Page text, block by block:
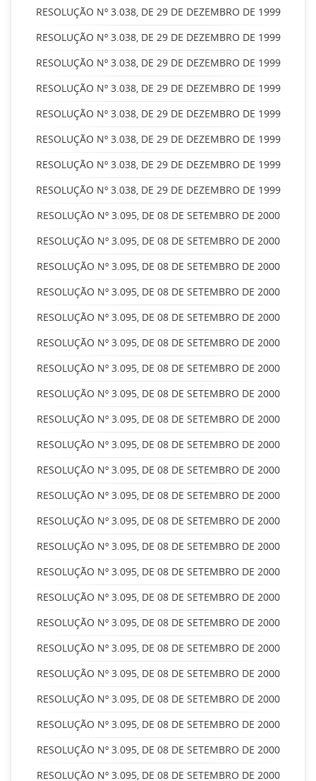
RESOLUÇÃO Nº 3.038, DE 29 DE DEZEMBRO DE 1999
RESOLUÇÃO Nº 3.038, DE 29 DE DEZEMBRO DE 1999
RESOLUÇÃO Nº 3.038, DE 29 DE DEZEMBRO DE 1999
RESOLUÇÃO Nº 3.038, DE 29 DE DEZEMBRO DE 1999
RESOLUÇÃO Nº 3.038, DE 29 DE DEZEMBRO DE 1999
RESOLUÇÃO Nº 3.038, DE 29 DE DEZEMBRO DE 1999
RESOLUÇÃO Nº 3.038, DE 29 DE DEZEMBRO DE 1999
RESOLUÇÃO Nº 3.038, DE 29 DE DEZEMBRO DE 1999
RESOLUÇÃO Nº 3.095, DE 08 DE SETEMBRO DE 2000
RESOLUÇÃO Nº 3.095, DE 08 DE SETEMBRO DE 2000
RESOLUÇÃO Nº 3.095, DE 08 DE SETEMBRO DE 2000
RESOLUÇÃO Nº 3.095, DE 08 DE SETEMBRO DE 2000
RESOLUÇÃO Nº 3.095, DE 08 DE SETEMBRO DE 2000
RESOLUÇÃO Nº 3.095, DE 08 DE SETEMBRO DE 2000
RESOLUÇÃO Nº 3.095, DE 08 DE SETEMBRO DE 2000
RESOLUÇÃO Nº 3.095, DE 08 DE SETEMBRO DE 2000
RESOLUÇÃO Nº 3.095, DE 08 DE SETEMBRO DE 2000
RESOLUÇÃO Nº 3.095, DE 08 DE SETEMBRO DE 2000
RESOLUÇÃO Nº 3.095, DE 08 DE SETEMBRO DE 2000
RESOLUÇÃO Nº 3.095, DE 08 DE SETEMBRO DE 2000
RESOLUÇÃO Nº 3.095, DE 08 DE SETEMBRO DE 2000
RESOLUÇÃO Nº 3.095, DE 08 DE SETEMBRO DE 2000
RESOLUÇÃO Nº 3.095, DE 08 DE SETEMBRO DE 2000
RESOLUÇÃO Nº 3.095, DE 08 DE SETEMBRO DE 2000
RESOLUÇÃO Nº 3.095, DE 08 DE SETEMBRO DE 2000
RESOLUÇÃO Nº 3.095, DE 08 DE SETEMBRO DE 2000
RESOLUÇÃO Nº 3.095, DE 08 DE SETEMBRO DE 2000
RESOLUÇÃO Nº 3.095, DE 08 DE SETEMBRO DE 2000
RESOLUÇÃO Nº 3.095, DE 08 DE SETEMBRO DE 2000
RESOLUÇÃO Nº 3.095, DE 08 DE SETEMBRO DE 2000
RESOLUÇÃO Nº 3.095, DE 08 DE SETEMBRO DE 2000